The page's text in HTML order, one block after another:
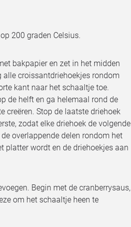
200 graden Celsius.
bakpapier en zet in het midden
alle croissantdriehoekjes rondom
kant naar het schaaltje toe.
de helft en ga helemaal rond de
creëren. Stop de laatste driehoek
zodat elke driehoek de volgende
overlappende delen rondom het
platter wordt en de driehoekjes aan
Begin met de cranberrysaus,
om het schaaltje heen te